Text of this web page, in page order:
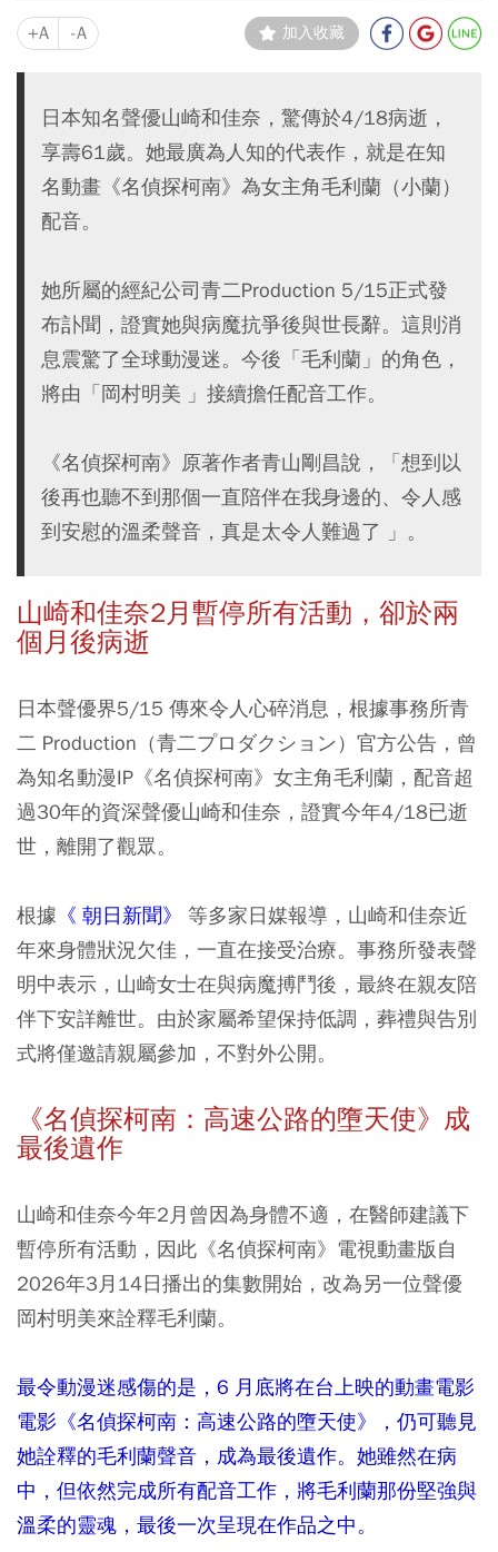
+A -A 加入收藏
日本知名聲優山崎和佳奈，驚傳於4/18病逝，
享壽61歲。她最廣為人知的代表作，就是在知
名動畫《名偵探柯南》為女主角毛利蘭（小蘭）
配音。
她所屬的經紀公司青二Production 5/15正式發
布訃聞，證實她與病魔抗爭後與世長辭。這則消
息震驚了全球動漫迷。今後「毛利蘭」的角色，
將由「岡村明美 」接續擔任配音工作。
《名偵探柯南》原著作者青山剛昌說，「想到以
後再也聽不到那個一直陪伴在我身邊的、令人感
到安慰的溫柔聲音，真是太令人難過了 」。
山崎和佳奈2月暫停所有活動，卻於兩
個月後病逝
日本聲優界5/15 傳來令人心碎消息，根據事務所青
二 Production（青二プロダクション）官方公告，曾
為知名動漫IP《名偵探柯南》女主角毛利蘭，配音超
過30年的資深聲優山崎和佳奈，證實今年4/18已逝
世，離開了觀眾。
根據 《 朝日新聞》
等多家日媒報導，山崎和佳奈近
年來身體狀況欠佳，一直在接受治療。事務所發表聲
明中表示，山崎女士在與病魔搏鬥後，最終在親友陪
伴下安詳離世。由於家屬希望保持低調，葬禮與告別
式將僅邀請親屬參加，不對外公開。
《名偵探柯南：高速公路的墮天使》成
最後遺作
山崎和佳奈今年2月曾因為身體不適，在醫師建議下
暫停所有活動，因此《名偵探柯南》電視動畫版自
2026年3月14日播出的集數開始，改為另一位聲優
岡村明美來詮釋毛利蘭。
最令動漫迷感傷的是， 6 月底將在台上映的動畫電影
電影《名偵探柯南：高速公路的墮天使》，仍可聽見
她詮釋的毛利蘭聲音，成為最後遺作。她雖然在病
中，但依然完成所有配音工作，將毛利蘭那份堅強與
溫柔的靈魂，最後一次呈現在作品之中。